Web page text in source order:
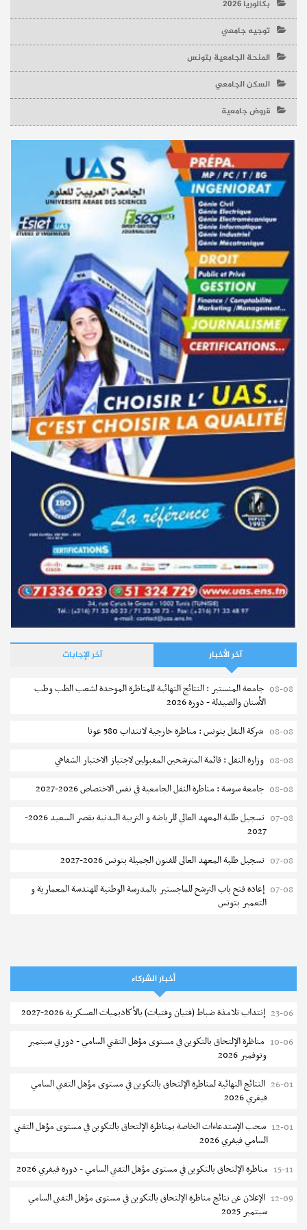
بكالوريا 2026
توجيه جامعي
المنحة الجامعية بتونس
السكن الجامعي
قروض جامعية
آخر الأخبار آخر الإجابات
08-08 جامعة المنستير : النتائج النهائية للمناظرة الموحدة لشعب الطب وطب
الأسنان والصيدلة - دورة 2026
08-08 شركة النقل بتونس : مناظرة خارجية لانتداب 580 عونا
08-08 وزارة النقل : قائمة المترشحين المقبولين لاجتياز الاختبار الشفاهي
08-08 جامعة سوسة : مناظرة النقل الجامعية في نفس الاختصاص 2026-2027
07-08
تسجيل طلبة المعهد العالي للرياضة و التربية البدنية بقصر السعيد 2026-
2027
07-08 تسجيل طلبة المعهد العالى للفنون الجميلة بتونس 2026-2027
07-08 إعادة فتح باب الترشح للماجستير بالمدرسة الوطنية للهندسة المعمارية و
التعمير بتونس
المعهد العالي للعلوم التطبيقية والتكنولوجيا بالقيروان : الترشح للماجستير
2026-2027
06-08 الترشح للماجستير بالمعهد العالي لمهن الموضة بالمنستير 2026-2027
تمديد آجال الترشح للماجستير بالمعهد العالي لعلوم و تقنيات المياه بقابس
فتح مناظرة لإنتداب عرفاء بسلك الحرس الوطني لسنة 2026
أخبار الشركاء
23-06 إنتداب تلامذة ضباط (فتيان وفتيات) بالأكاديميات العسكرية 2026-2027
10-06 مناظرة الإلتحاق بالتكوين في مستوى مؤهل التقني السامي - دورتي سبتمبر
ونوفمبر 2026
26-01 النتائج النهائية لمناظرة الإلتحاق بالتكوين في مستوى مؤهل التقني السامي
فيفري 2026
12-01 سحب الإستدعاءات الخاصة بمناظرة الإلتحاق بالتكوين في مستوى مؤهل التقني
السامي فيفري 2026
15-11 مناظرة الإلتحاق بالتكوين في مستوى مؤهل التقني السامي - دورة فيفري 2026
12-09 الإعلان عن نتائج مناظرة الإلتحاق بالتكوين في مستوى مؤهل التقني السامي
سبتمبر 2025